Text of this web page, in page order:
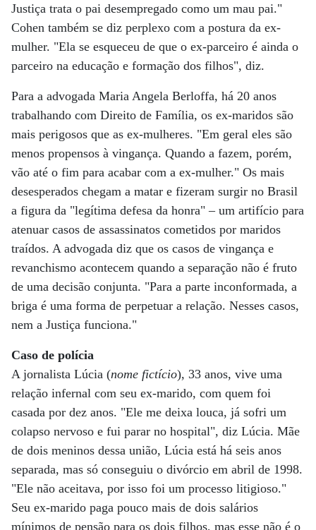
Justiça trata o pai desempregado como um mau pai."
Cohen também se diz perplexo com a postura da ex-
mulher. "Ela se esqueceu de que o ex-parceiro é ainda o
parceiro na educação e formação dos filhos", diz.
Para a advogada Maria Angela Berloffa, há 20 anos
trabalhando com Direito de Família, os ex-maridos são
mais perigosos que as ex-mulheres. "Em geral eles são
menos propensos à vingança. Quando a fazem, porém,
vão até o fim para acabar com a ex-mulher." Os mais
desesperados chegam a matar e fizeram surgir no Brasil
a figura da "legítima defesa da honra" – um artifício para
atenuar casos de assassinatos cometidos por maridos
traídos. A advogada diz que os casos de vingança e
revanchismo acontecem quando a separação não é fruto
de uma decisão conjunta. "Para a parte inconformada, a
briga é uma forma de perpetuar a relação. Nesses casos,
nem a Justiça funciona."
Caso de polícia
A jornalista Lúcia (nome fictício), 33 anos, vive uma
relação infernal com seu ex-marido, com quem foi
casada por dez anos. "Ele me deixa louca, já sofri um
colapso nervoso e fui parar no hospital", diz Lúcia. Mãe
de dois meninos dessa união, Lúcia está há seis anos
separada, mas só conseguiu o divórcio em abril de 1998.
"Ele não aceitava, por isso foi um processo litigioso."
Seu ex-marido paga pouco mais de dois salários
mínimos de pensão para os dois filhos, mas esse não é o